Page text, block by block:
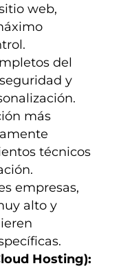
web,
del
y
más
técnicos
empresas,
alto y
Hosting):